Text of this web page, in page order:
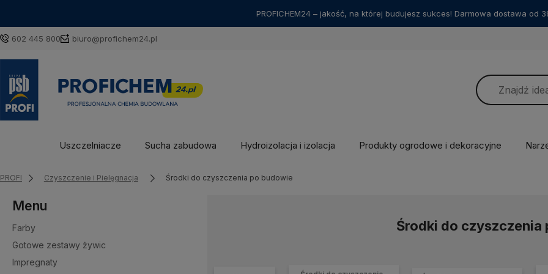
PROFICHEM24 – jakość, na której budujesz sukces! Darmowa dostawa od
602 445 800 biuro@profichem24.pl
Uszczelniacze Sucha zabudowa Hydroizolacja i izolacja Produkty ogrodowe i dekoracyjne
PROFI Czyszczenie i Pielęgnacja Środki do czyszczenia po budowie
Menu
Farby
Gotowe zestawy żywic
Impregnaty
Środki do czyszczenia